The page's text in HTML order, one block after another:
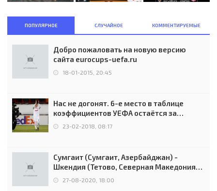
ПОПУЛЯРНОЕ СЛУЧАЙНОЕ КОММЕНТИРУЕМЫЕ
Добро пожаловать на новую версию
сайта eurocups-uefa.ru
18-01-2015, 20:45
Нас не догонят. 6-е место в таблице
коэффициентов УЕФА остаётся за
Россией
23-02-2018, 08:17
Сумгаит (Сумгаит, Азербайджан) -
Шкендия (Тетово, Северная Македония) -
0:2 (0:0)
27-08-2020, 18:00